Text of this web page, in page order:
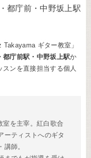
都庁前・中野坂上駅
Takayama ギター教室」
都庁前駅・中野坂上駅か
ンを直接担当する個人
室を主宰。紅白歌合
ーティストへのギタ
師。